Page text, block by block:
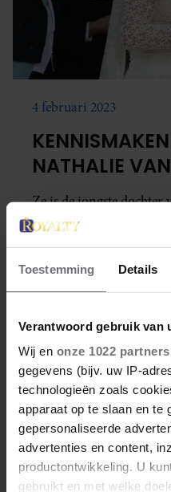
Toestemming Details
Verantwoord gebruik van
Wij en onze 1022 partners
gegevens (bijv. uw IP-
technologieën zoals
apparaat op te slaan en te
gepersonaliseerde
advertenties en content,
productontwikkeling. U
gebruikt en met welke
4 februari 2023
NATHALIE
Ze is de jongste dochter
Denemarken, heeft 2
achternaam. Tijd om
maken met deze relatief